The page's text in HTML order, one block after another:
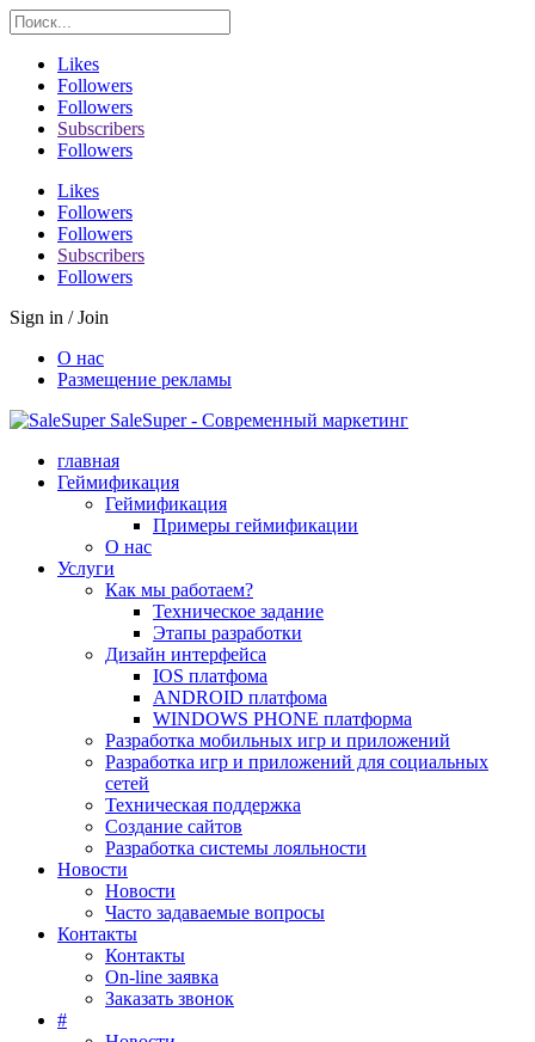
Likes
Followers
Followers
Subscribers
Followers
Likes
Followers
Followers
Subscribers
Followers
Sign in / Join
О нас
Размещение рекламы
SaleSuper - Современный маркетинг
главная
Геймификация
Геймификация
Примеры геймификации
О нас
Услуги
Как мы работаем?
Техническое задание
Этапы разработки
Дизайн интерфейса
IOS платфома
ANDROID платфома
WINDOWS PHONE платформа
Разработка мобильных игр и приложений
Разработка игр и приложений для социальных
сетей
Техническая поддержка
Создание сайтов
Разработка системы лояльности
Новости
Новости
Часто задаваемые вопросы
Контакты
Контакты
On-line заявка
Заказать звонок
#